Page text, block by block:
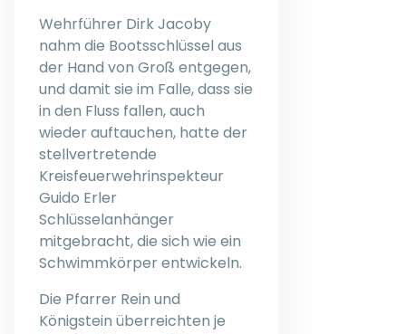
Wehrführer Dirk Jacoby
nahm die Bootsschlüssel aus
der Hand von Groß entgegen,
und damit sie im Falle, dass sie
in den Fluss fallen, auch
wieder auftauchen, hatte der
stellvertretende
Kreisfeuerwehrinspekteur
Guido Erler
Schlüsselanhänger
mitgebracht, die sich wie ein
Schwimmkörper entwickeln.
Die Pfarrer Rein und
Königstein überreichten je